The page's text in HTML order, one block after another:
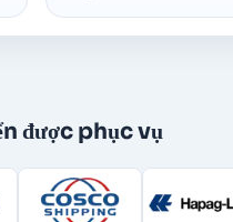
được phục vụ